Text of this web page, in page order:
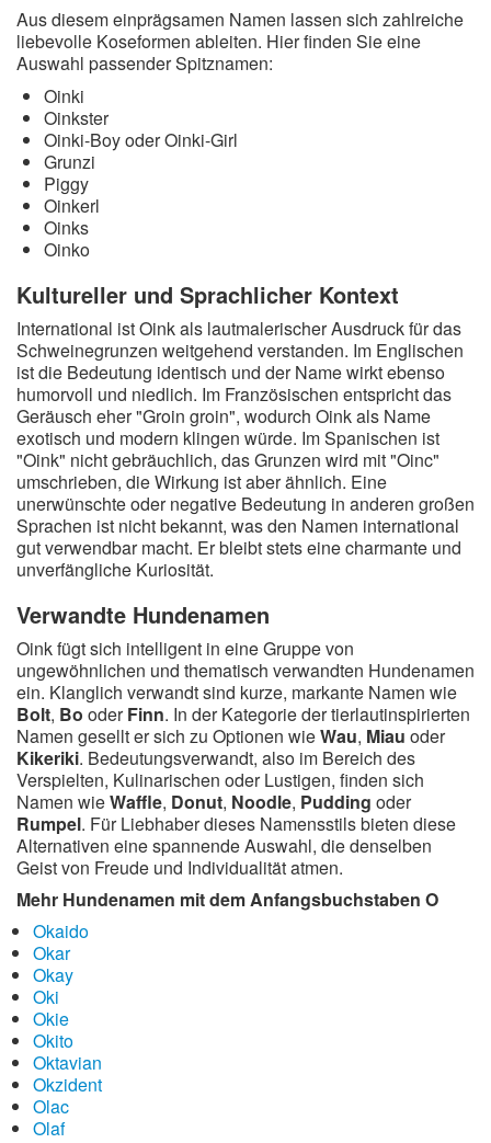
Aus diesem einprägsamen Namen lassen sich zahlreiche
liebevolle Koseformen ableiten. Hier finden Sie eine
Auswahl passender Spitznamen:
Oinki
Oinkster
Oinki-Boy oder Oinki-Girl
Grunzi
Piggy
Oinkerl
Oinks
Oinko
Kultureller und Sprachlicher Kontext
International ist Oink als lautmalerischer Ausdruck für das
Schweinegrunzen weitgehend verstanden. Im Englischen
ist die Bedeutung identisch und der Name wirkt ebenso
humorvoll und niedlich. Im Französischen entspricht das
Geräusch eher "Groin groin", wodurch Oink als Name
exotisch und modern klingen würde. Im Spanischen ist
"Oink" nicht gebräuchlich, das Grunzen wird mit "Oinc"
umschrieben, die Wirkung ist aber ähnlich. Eine
unerwünschte oder negative Bedeutung in anderen großen
Sprachen ist nicht bekannt, was den Namen international
gut verwendbar macht. Er bleibt stets eine charmante und
unverfängliche Kuriosität.
Verwandte Hundenamen
Oink fügt sich intelligent in eine Gruppe von
ungewöhnlichen und thematisch verwandten Hundenamen
ein. Klanglich verwandt sind kurze, markante Namen wie
Bolt, Bo oderFinn. In der Kategorie der tierlautinspirierten
Namen gesellt er sich zu Optionen wieWau, Miau oder
Kikeriki. Bedeutungsverwandt, also im Bereich des
Verspielten, Kulinarischen oder Lustigen, finden sich
Namen wieWaffle, Donut, Noodle, Pudding oder
Rumpel. Für Liebhaber dieses Namensstils bieten diese
Alternativen eine spannende Auswahl, die denselben
Geist von Freude und Individualität atmen.
Mehr Hundenamen mit dem Anfangsbuchstaben O
Okaido
Okar
Okay
Oki
Okie
Okito
Oktavian
Okzident
Olac
Olaf